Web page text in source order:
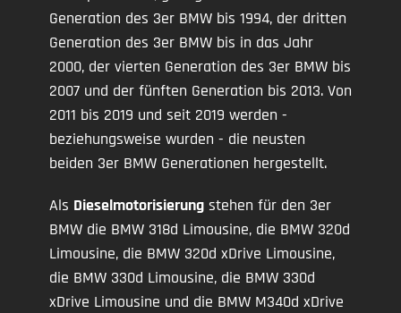
Generation des 3er BMW bis 1994, der dritten
Generation des 3er BMW bis in das Jahr
2000, der vierten Generation des 3er BMW bis
2007 und der fünften Generation bis 2013. Von
2011 bis 2019 und seit 2019 werden -
beziehungsweise wurden - die neusten
beiden 3er BMW Generationen hergestellt.
Als Dieselmotorisierung stehen für den 3er
BMW die BMW 318d Limousine, die BMW 320d
Limousine, die BMW 320d xDrive Limousine,
die BMW 330d Limousine, die BMW 330d
xDrive Limousine und die BMW M340d xDrive